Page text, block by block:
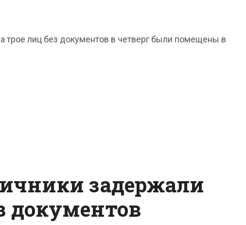
трое лиц без документов в четверг были помещены в
задержали
документов